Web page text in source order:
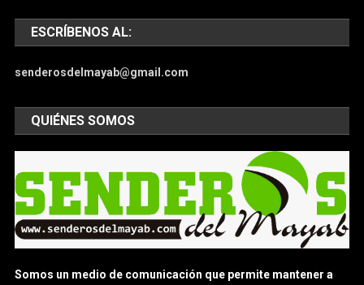
ESCRÍBENOS AL:
senderosdelmayab@gmail.com
QUIÉNES SOMOS
Somos un medio de comunicación que permite mantener a